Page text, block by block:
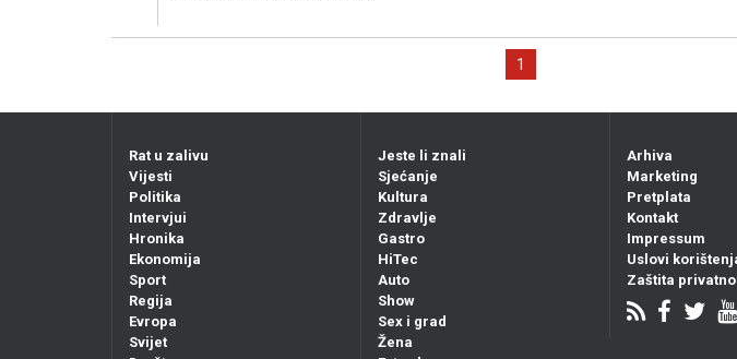
1
Rat u zalivu
Vijesti
Politika
Intervjui
Hronika
Ekonomija
Sport
Regija
Evropa
Svijet
Jeste li znali
Sjećanje
Kultura
Zdravlje
Gastro
HiTec
Auto
Show
Sex i grad
Žena
Arhiva
Marketing
Pretplata
Kontakt
Impressum
Uslovi
Zaštita